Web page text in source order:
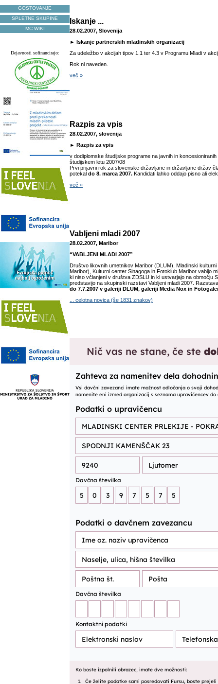
GOSTOVANJE
SPLETNE SKUPINE
MC WIKI
Dejavnosti sofinancirajo:
Iskanje ...
28.02.2007, Slovenija
► Iskanje partnerskih mladinskih organizacij
Za udeležbo v akcijah tipov 1.1 ter 4.3 v Programu Mladi v
Rok ni naveden.
več »
Razpis za vpis
28.02.2007, slovenija
► Razpis za vpis
v dodiplomske študijske programe na javnih in
študijskem letu 2007/08
Prvi prijavni rok za slovenske državljane in državljane držav
potekal do 8. marca 2007. Kandidati lahko oddajo pisno ali
več »
Vabljeni mladi 2007
28.02.2007, Maribor
“VABLJENI MLADI 2007”
Društvo likovnih umetnikov Maribor (DLUM), Mladinski
Maribor), Kulturni center Sinagoga in Fotoklub Maribor vabijo
ki niso včlanjeni v društva ZDSLU in ki ustvarjajo na območju
predstavijo na skupinski razstavi Vabljeni mladi 2007.
do 7.7.2007 v galeriji DLUM, galeriji Media Nox in
... celotna novica (še 1831 znakov)